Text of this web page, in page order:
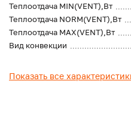
Теплоотдача MIN(VENT),Вт
Теплоотдача NORM(VENT),Вт
Теплоотдача MAX(VENT),Вт
Вид конвекции
Показать все